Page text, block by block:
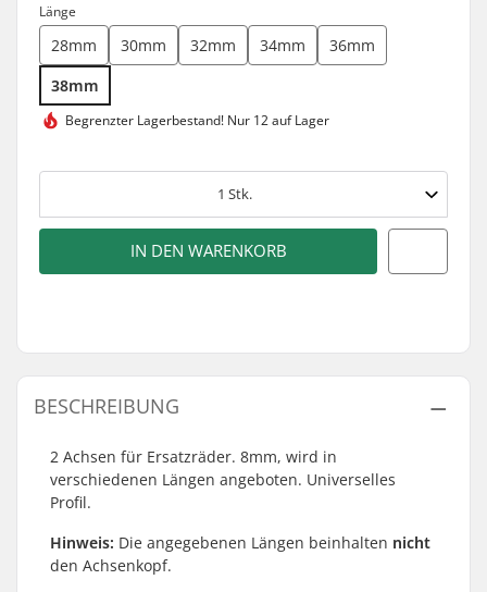
Länge
28mm 30mm 32mm 34mm
36mm
38mm
Begrenzter Lagerbestand! Nur 12 auf Lager
1 Stk.
IN DEN WARENKORB
BESCHREIBUNG
2 Achsen für Ersatzräder. 8mm, wird in
verschiedenen Längen angeboten. Universelles
Profil.
Hinweis: Die angegebenen Längen beinhalten nicht
den Achsenkopf.